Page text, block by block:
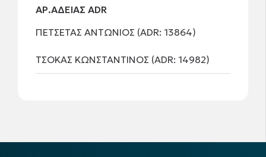
ΑΡ.ΑΔΕΙΑΣ ADR
ΠΕΤΣΕΤΑΣ ΑΝΤΩΝΙΟΣ (ADR: 13864)
ΤΣΟΚΑΣ ΚΩΝΣΤΑΝΤΙΝΟΣ (ADR: 14982)